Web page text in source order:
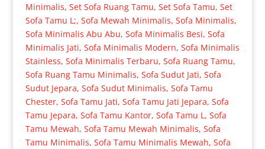
Minimalis, Set Sofa Ruang Tamu, Set Sofa Tamu, Set
Sofa Tamu L;, Sofa Mewah Minimalis, Sofa Minimalis,
Sofa Minimalis Abu Abu, Sofa Minimalis Besi, Sofa
Minimalis Jati, Sofa Minimalis Modern, Sofa Minimalis
Stainless, Sofa Minimalis Terbaru, Sofa Ruang Tamu,
Sofa Ruang Tamu Minimalis, Sofa Sudut Jati, Sofa
Sudut Jepara, Sofa Sudut Minimalis, Sofa Tamu
Chester, Sofa Tamu Jati, Sofa Tamu Jati Jepara, Sofa
Tamu Jepara, Sofa Tamu Kantor, Sofa Tamu L, Sofa
Tamu Mewah, Sofa Tamu Mewah Minimalis, Sofa
Tamu Minimalis, Sofa Tamu Minimalis Mewah, Sofa